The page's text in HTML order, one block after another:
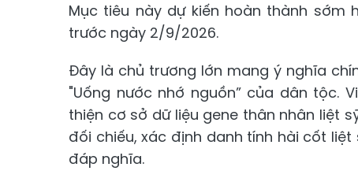
Mục tiêu này dự kiến hoàn thành
trước ngày 2/9/2026.
Đây là chủ trương lớn mang ý nghĩa
"Uống nước nhớ nguồn” của dân tộc.
thiện cơ sở dữ liệu gene thân nhân liệt
đối chiếu, xác định danh tính hài cốt
đáp nghĩa.